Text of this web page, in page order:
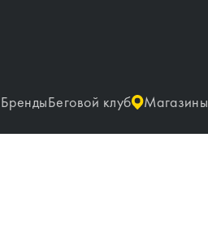
БрендыБеговой клуб Магазины